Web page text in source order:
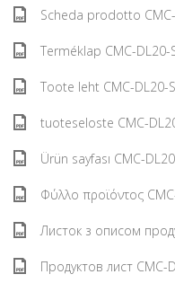
Scheda prodotto CMC-
Terméklap CMC-DL20-
Toote leht CMC-DL20-
tuoteseloste CMC-
Ürün sayfası CMC-
Φύλλο προϊόντος
Листок з описом
Продуктов лист CMC-